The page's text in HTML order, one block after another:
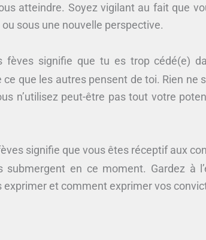
atteindre. Soyez vigilant au fait que
sous une nouvelle perspective.
fèves signifie que tu es trop cédé(e)
ce que les autres pensent de toi. Rien ne
n’utilisez peut-être pas tout votre
signifie que vous êtes réceptif aux
submergent en ce moment. Gardez à
exprimer et comment exprimer vos